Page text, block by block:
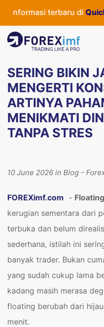
terbaru di
SERING BIKIN
MENGERTI
ARTINYA
MENIKMATI
TANPA STRES
10 June 2026 in Blog -
FOREXimf.com -
kerugian sementara dari
terbuka dan belum
sederhana, istilah ini
banyak trader. Bukan
yang sudah cukup lama
kadang masih merasa
floating berubah dari
menit.